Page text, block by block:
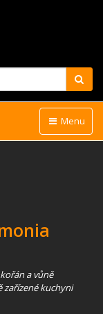
Menu
a vůně
zařízené kuchyni